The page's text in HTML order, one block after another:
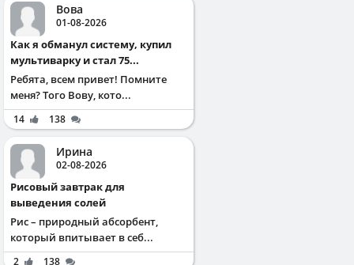
Вова
01-08-2026
Как я обманул систему, купил
мультиварку и стал 75...
Ребята, всем привет! Помните
меня? Того Вову, кото...
14 138
Ирина
02-08-2026
Рисовый завтрак для
выведения солей
Рис – природный абсорбент,
который впитывает в себ...
2 138